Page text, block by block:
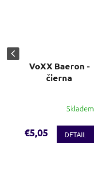
VoXX Baeron -
čierna
Skladem
€5,05 DETAIL